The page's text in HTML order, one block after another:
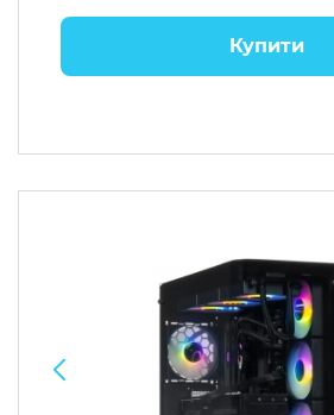
Купити